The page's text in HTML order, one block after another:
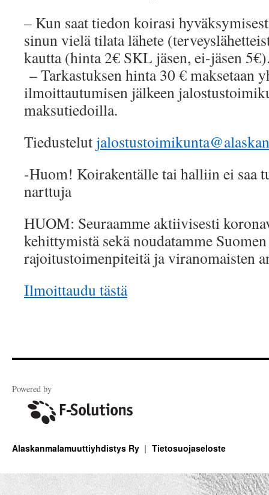
– Kun saat tiedon koirasi
sinun vielä tilata lähete
kautta (hinta 2€ SKL jäsen, ei-jäsen
– Tarkastuksen hinta 30 € maksetaan
ilmoittautumisen jälkeen
maksutiedoilla.
Tiedustelut
-Huom! Koirakentälle tai halliin ei saa
narttuja
HUOM: Seuraamme aktiivisesti
kehittymistä sekä noudatamme
rajoitustoimenpiteitä ja viranomaisten
Ilmoittaudu tästä
Powered by
Alaskanmalamuuttiyhdistys Ry Tietosuojaseloste